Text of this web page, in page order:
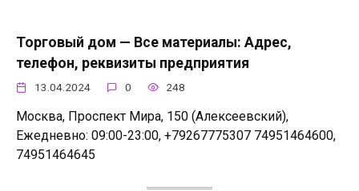
Торговый дом — Все материалы: Адрес,
телефон, реквизиты предприятия
13.04.2024 0 248
Москва, Проспект Мира, 150 (Алексеевский),
Ежедневно: 09:00-23:00, +79267775307 74951464600,
74951464645